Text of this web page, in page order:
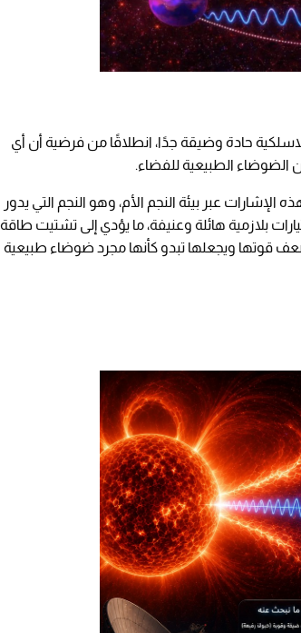
حادة وضيقة جدًا، انطلاقًا من فرضية أن أي
الضوضاء الطبيعية للفضاء.
عبر بيئة النجم الأم، وهو النجم التي يدور
بلازمية هائلة وعنيفة، ما يؤدي إلى تشتيت طاقة
قوتها ويجعلها تبدو كأنها مجرد ضوضاء طبيعية